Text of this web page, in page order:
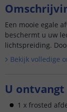
Een mooie egale
beschermt u uw
lichtspreiding.
Bekijk volledige
U
1 x frosted